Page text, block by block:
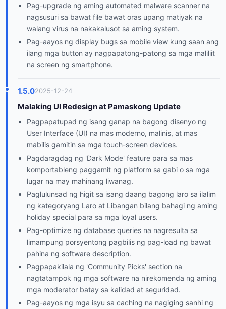
Pag-upgrade ng aming automated malware scanner na
nagsusuri sa bawat file bawat oras upang matiyak na
walang virus na nakakalusot sa aming system.
Pag-aayos ng display bugs sa mobile view kung saan ang
ilang mga button ay nagpapatong-patong sa mga maliliit
na screen ng smartphone.
1.5.02025-12-24
Malaking UI Redesign at Pamaskong Update
Pagpapatupad ng isang ganap na bagong disenyo ng
User Interface (UI) na mas moderno, malinis, at mas
mabilis gamitin sa mga touch-screen devices.
Pagdaragdag ng 'Dark Mode' feature para sa mas
komportableng paggamit ng platform sa gabi o sa mga
lugar na may mahinang liwanag.
Paglulunsad ng higit sa isang daang bagong laro sa ilalim
ng kategoryang Laro at Libangan bilang bahagi ng aming
holiday special para sa mga loyal users.
Pag-optimize ng database queries na nagresulta sa
limampung porsyentong pagbilis ng pag-load ng bawat
pahina ng software description.
Pagpapakilala ng 'Community Picks' section na
nagtatampok ng mga software na nirekomenda ng aming
mga moderator batay sa kalidad at seguridad.
Pag-aayos ng mga isyu sa caching na nagiging sanhi ng